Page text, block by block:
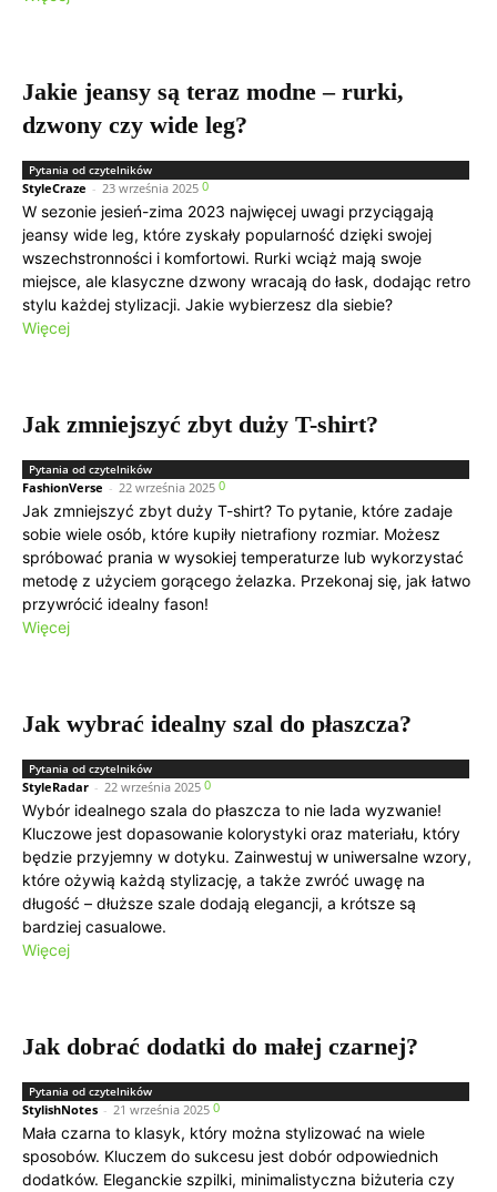
Jakie jeansy są teraz modne – rurki,
dzwony czy wide leg?
Pytania od czytelników
StyleCraze - 23 września 2025 0
W sezonie jesień-zima 2023 najwięcej uwagi przyciągają
jeansy wide leg, które zyskały popularność dzięki swojej
wszechstronności i komfortowi. Rurki wciąż mają swoje
miejsce, ale klasyczne dzwony wracają do łask, dodając retro
stylu każdej stylizacji. Jakie wybierzesz dla siebie?
Więcej
Jak zmniejszyć zbyt duży T-shirt?
Pytania od czytelników
FashionVerse - 22 września 2025 0
Jak zmniejszyć zbyt duży T-shirt? To pytanie, które zadaje
sobie wiele osób, które kupiły nietrafiony rozmiar. Możesz
spróbować prania w wysokiej temperaturze lub wykorzystać
metodę z użyciem gorącego żelazka. Przekonaj się, jak łatwo
przywrócić idealny fason!
Więcej
Jak wybrać idealny szal do płaszcza?
Pytania od czytelników
StyleRadar - 22 września 2025 0
Wybór idealnego szala do płaszcza to nie lada wyzwanie!
Kluczowe jest dopasowanie kolorystyki oraz materiału, który
będzie przyjemny w dotyku. Zainwestuj w uniwersalne wzory,
które ożywią każdą stylizację, a także zwróć uwagę na
długość – dłuższe szale dodają elegancji, a krótsze są
bardziej casualowe.
Więcej
Jak dobrać dodatki do małej czarnej?
Pytania od czytelników
StylishNotes - 21 września 2025 0
Mała czarna to klasyk, który można stylizować na wiele
sposobów. Kluczem do sukcesu jest dobór odpowiednich
dodatków. Eleganckie szpilki, minimalistyczna biżuteria czy